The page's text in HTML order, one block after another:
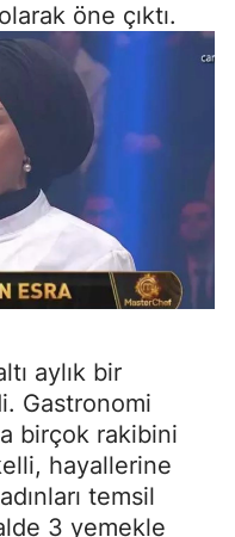
öne çıktı.
aylık bir
Gastronomi
birçok rakibini
hayallerine
temsil
3 yemekle